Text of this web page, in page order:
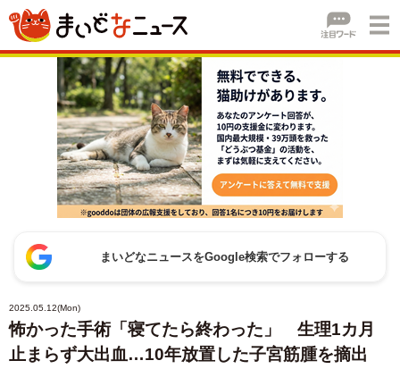
まいどなニュースをGoogle検索でフォローする
2025.05.12(Mon)
怖かった手術「寝てたら終わった」 生理1カ月
止まらず大出血…10年放置した子宮筋腫を摘出